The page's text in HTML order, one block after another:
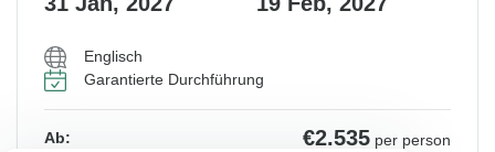
Englisch
Garantierte Durchführung
Ab: €2.535 per person